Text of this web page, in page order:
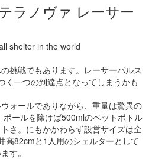
ラノヴァ レーサー
shelter in the world
挑戦でもあります。レーサーパルス
く一つの到達点となってしまうかも
ォールでありながら、重量は驚異の
ールを除けば500mlのペットボトル
さ。にもかかわらず設営サイズは全
高82cmと1人用のシェルターとして
す。